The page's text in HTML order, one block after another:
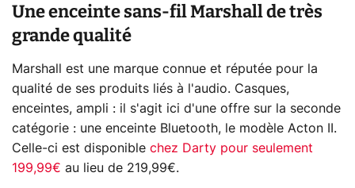
Une enceinte sans-fil Marshall de très
grande qualité
Marshall est une marque connue et réputée pour la
qualité de ses produits liés à l'audio. Casques,
enceintes, ampli : il s'agit ici d'une offre sur la seconde
catégorie : une enceinte Bluetooth, le modèle Acton II.
Celle-ci est disponible chez Darty pour seulement
199,99€ au lieu de 219,99€.